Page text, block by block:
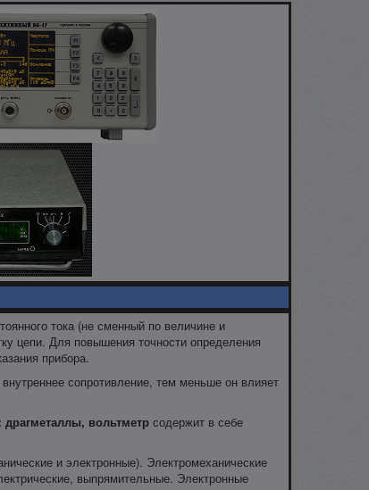
тока (не сменный по величине и
цепи. Для повышения точности определения
прибора.
сопротивление, тем меньше он влияет
драгметаллы, вольтметр содержит в себе
и электронные). Электромеханические
выпрямительные. Электронные